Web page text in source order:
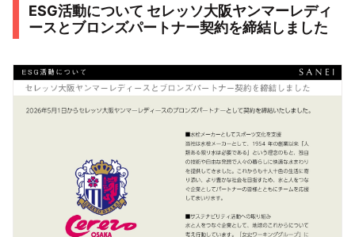
ESG活動について セレッソ大阪ヤンマーレディ
ースとブロンズパートナー契約を締結しました